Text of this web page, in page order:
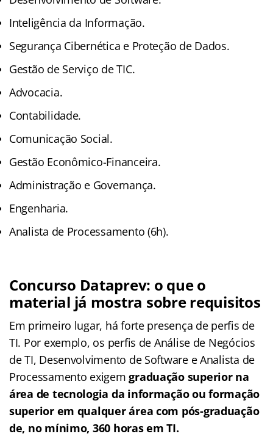
Inteligência da Informação.
Segurança Cibernética e Proteção de Dados.
Gestão de Serviço de TIC.
Advocacia.
Contabilidade.
Comunicação Social.
Gestão Econômico-Financeira.
Administração e Governança.
Engenharia.
Analista de Processamento (6h).
Concurso Dataprev: o que o
material já mostra sobre requisitos
Em primeiro lugar, há forte presença de perfis de
TI. Por exemplo, os perfis de Análise de Negócios
de TI, Desenvolvimento de Software e Analista de
Processamento exigemgraduação superior na
área de tecnologia da informação ou formação
superior em qualquer área com pós-graduação
de, no mínimo, 360 horas em TI.